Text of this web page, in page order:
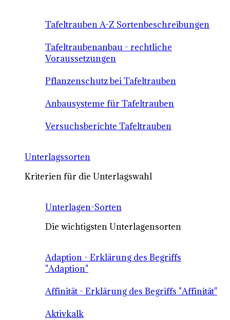
Tafeltrauben A-Z Sortenbeschreibungen
Tafeltraubenanbau - rechtliche
Voraussetzungen
Pflanzenschutz bei Tafeltrauben
Anbausysteme für Tafeltrauben
Versuchsberichte Tafeltrauben
Unterlagssorten
Kriterien für die Unterlagswahl
Unterlagen-Sorten
Die wichtigsten Unterlagensorten
Adaption - Erklärung des Begriffs
"Adaption"
Affinität - Erklärung des Begriffs "Affinität"
Aktivkalk